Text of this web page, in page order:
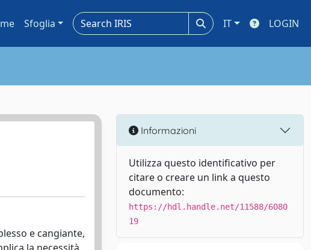
Sfoglia IT LOGIN
e cangiante,
Informazioni
Utilizza questo identificativo per
citare o creare un link a questo
documento:
https://hdl.handle.net/11588/6080
19